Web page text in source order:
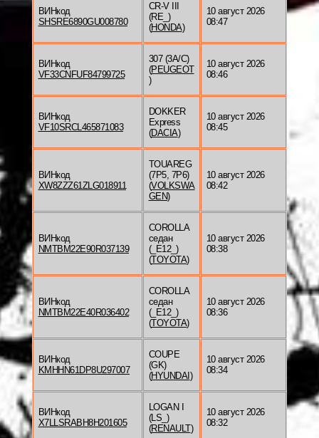
ВИНкод
SHSRE6890GU008780
CR-V III
(RE_)
(HONDA)
10 август 2026
08:47
ВИНкод
VF33CNFUF84799725
307 (3A/C)
(PEUGEOT
)
10 август 2026
08:46
ВИНкод
VF10SRCL465871083
DOKKER
Express
(DACIA)
10 август 2026
08:45
ВИНкод
XW8ZZZ61ZLG018911
TOUAREG
(7P5, 7P6)
(VOLKSWA
GEN)
10 август 2026
08:42
ВИНкод
NMTBM22E90R037139
COROLLA
седан
(_E12_)
(TOYOTA)
10 август 2026
08:38
ВИНкод
NMTBM22E40R036402
COROLLA
седан
(_E12_)
(TOYOTA)
10 август 2026
08:36
ВИНкод
KMHHN61DP8U297007
COUPE
(GK)
(HYUNDAI )
10 август 2026
08:34
ВИНкод
X7LLSRABH8H201605
LOGAN I
(LS_)
(RENAULT)
10 август 2026
08:32